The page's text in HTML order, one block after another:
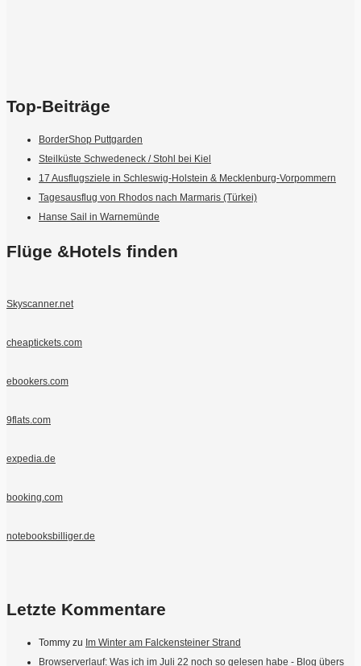
Top-Beiträge
BorderShop Puttgarden
Steilküste Schwedeneck / Stohl bei Kiel
17 Ausflugsziele in Schleswig-Holstein & Mecklenburg-Vorpommern
Tagesausflug von Rhodos nach Marmaris (Türkei)
Hanse Sail in Warnemünde
Flüge &Hotels finden
Skyscanner.net
cheaptickets.com
ebookers.com
9flats.com
expedia.de
booking.com
notebooksbilliger.de
Letzte Kommentare
Tommy zu Im Winter am Falckensteiner Strand
Browserverlauf: Was ich im Juli 22 noch so gelesen habe - Blog übers